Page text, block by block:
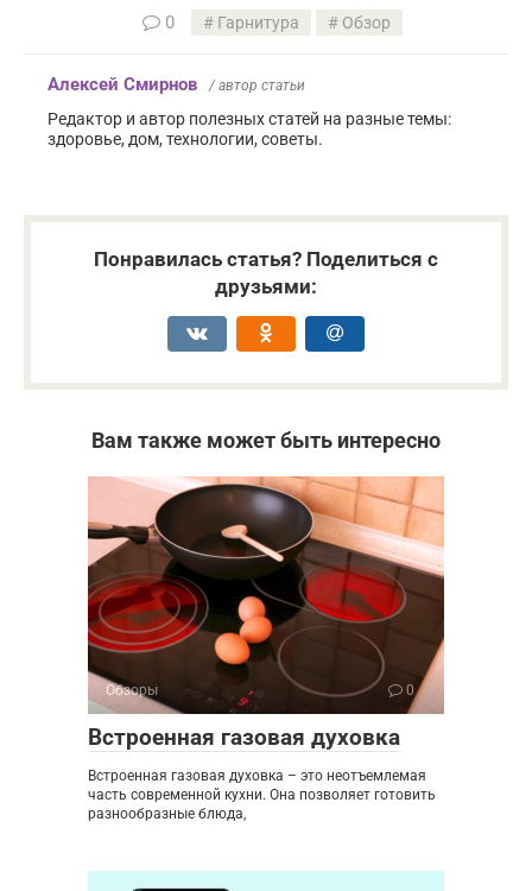
0 Гарнитура Обзор
Алексей Смирнов / автор статьи
Редактор и автор полезных статей на разные темы:
здоровье, дом, технологии, советы.
Понравилась статья? Поделиться с
друзьями:
Вам также может быть интересно
Обзоры 0
Встроенная газовая духовка
Встроенная газовая духовка – это неотъемлемая
часть современной кухни. Она позволяет готовить
разнообразные блюда,